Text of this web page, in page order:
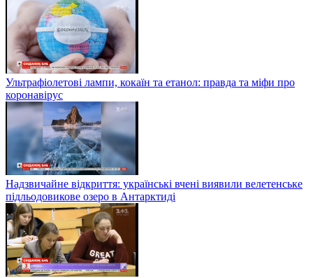
Ультрафіолетові лампи, кокаїн та етанол: правда та міфи про
коронавірус
Надзвичайне відкриття: українські вчені виявили велетенське
підльодовикове озеро в Антарктиді